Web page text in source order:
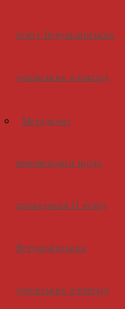
етапу Всеукраїнських
учнівських олімпіад
Методичні
рекомендації щодо
проведення ІІ етапу
Всеукраїнських
учнівських олімпіад